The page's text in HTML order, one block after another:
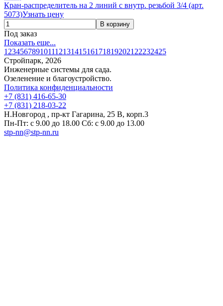
Кран-распределитель на 2 линий с внутр. резьбой 3/4 (арт.
5073)Узнать цену
Под заказ
Показать еще...
1 23456789101112131415161718192021 22232425
Стройпарк, 2026
Инженерные системы для сада.
Озеленение и благоустройство.
Политика конфиденциальности
+7 (831) 416-65-30
+7 (831) 218-03-22
Н.Новгород , пр-кт Гагарина, 25 В, корп.3
Пн-Пт: с 9.00 до 18.00 Сб: с 9.00 до 13.00
stp-nn@stp-nn.ru